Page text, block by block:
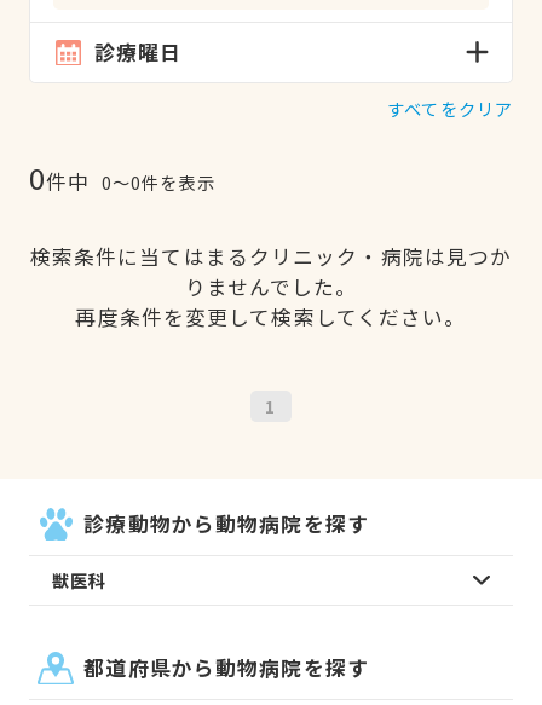
診療曜日
すべてをクリア
0件中 0〜0件を表示
検索条件に当てはまるクリニック・病院は見つか
りませんでした。
再度条件を変更して検索してください。
1
診療動物から動物病院を探す
獣医科
都道府県から動物病院を探す